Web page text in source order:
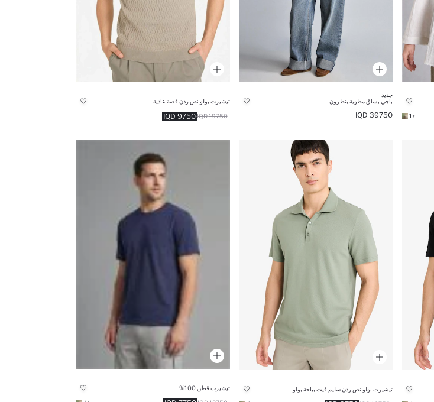
+1
جديد
باجي بساق مطوية بنطرون
39750 IQD
تيشيرت بولو نص ردن قصة عادية
9750 IQD 19750 IQD
تيشيرت بولو نص ردن سليم فيت بياخة بولو تيشيرت قطن 100%